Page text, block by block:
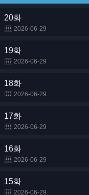
20화
2026-06-29
19화
2026-06-29
18화
2026-06-29
17화
2026-06-29
16화
2026-06-29
15화
2026-06-29